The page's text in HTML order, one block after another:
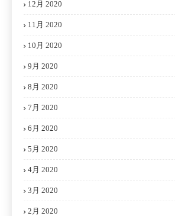
12月 2020
11月 2020
10月 2020
9月 2020
8月 2020
7月 2020
6月 2020
5月 2020
4月 2020
3月 2020
2月 2020